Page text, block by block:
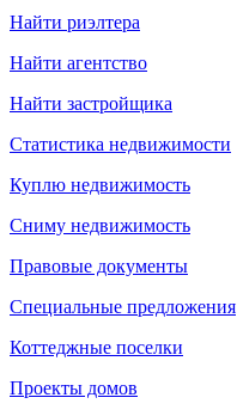
Найти риэлтера
Найти агентство
Найти застройщика
Статистика недвижимости
Куплю недвижимость
Сниму недвижимость
Правовые документы
Специальные предложения
Коттеджные поселки
Проекты домов